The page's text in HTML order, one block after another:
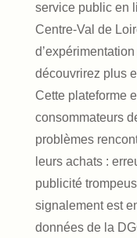
service public en
Centre-Val de
découvrirez plus
Cette plateforme
consommateurs
problèmes
leurs achats :
publicité
signalement est
données de la